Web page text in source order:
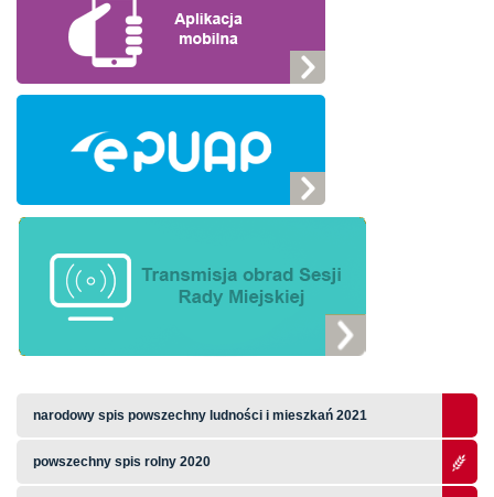
narodowy spis powszechny ludności i mieszkań 2021
powszechny spis rolny 2020